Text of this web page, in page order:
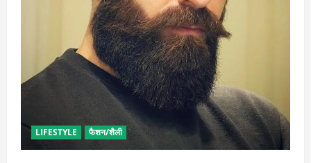
LIFESTYLE फैशन/शैली